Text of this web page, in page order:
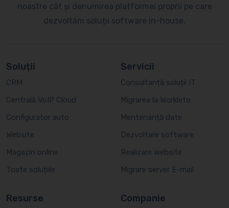
noastre cât și denumirea platformei proprii pe care
dezvoltăm soluții software in-house.
Soluții
CRM
Centrală VoIP Cloud
Configurator auto
Website
Magazin online
Toate soluțiile
Servicii
Consultanță soluții IT
Migrarea la Workleto
Mentenanță date
Dezvoltare software
Realizare website
Migrare server E-mail
Resurse Companie